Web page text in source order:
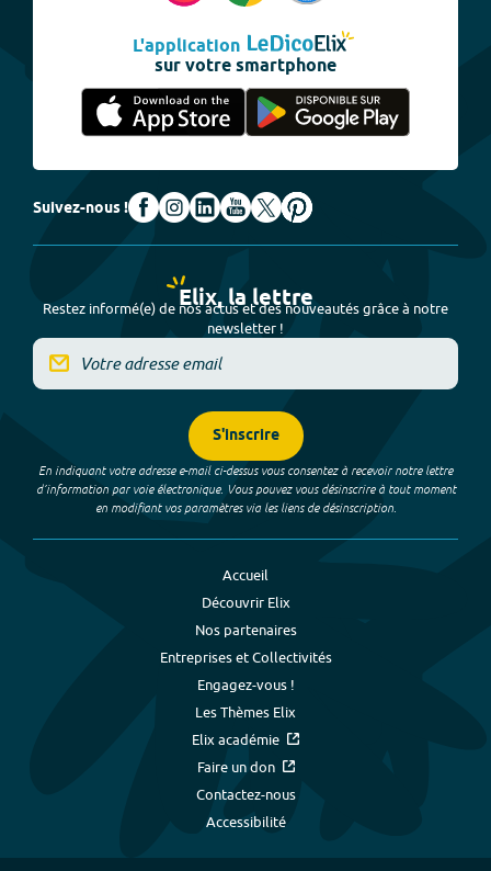
L'application
sur votre smartphone
Suivez-nous !
Elix, la lettre
Restez informé(e) de nos actus et des nouveautés grâce à notre
newsletter !
S'inscrire
En indiquant votre adresse e-mail ci-dessus vous consentez à recevoir notre lettre
d’information par voie électronique. Vous pouvez vous désinscrire à tout moment
en modifiant vos paramètres via les liens de désinscription.
Accueil
Découvrir Elix
Nos partenaires
Entreprises et Collectivités
Engagez-vous !
Les Thèmes Elix
Elix académie
Faire un don
Contactez-nous
Accessibilité